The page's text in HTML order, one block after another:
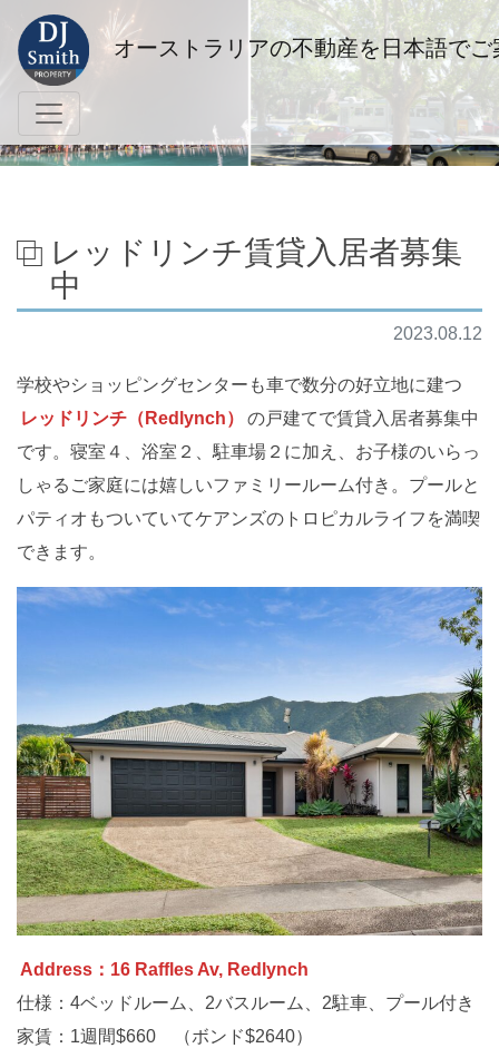
オーストラリアの不動産を日本語でご
レッドリンチ賃貸入居者募集
中
2023.08.12
学校やショッピングセンターも車で数分の好立地に建つ
レッドリンチ（Redlynch）
の戸建てで賃貸入居者募集中
です。寝室４、浴室２、駐車場２に加え、お子様のいらっ
しゃるご家庭には嬉しいファミリールーム付き。プールと
パティオもついていてケアンズのトロピカルライフを満喫
できます。
Address：16 Raffles Av, Redlynch
仕様：4ベッドルーム、2バスルーム、2駐車、プール付き
家賃：1週間$660 （ボンド$2640）